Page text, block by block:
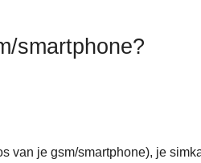
smartphone?
van je gsm/smartphone), je